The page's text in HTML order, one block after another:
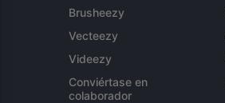
Brusheezy
Vecteezy
Videezy
Conviértase en
colaborador